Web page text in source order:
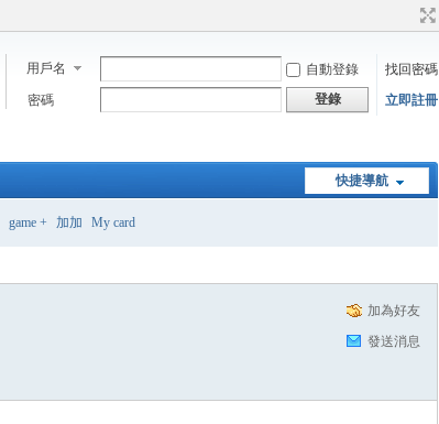
用戶名 自動登錄
找回密碼
密碼
登錄 立即註冊
快捷導航
game + 加加 My card
加為好友
發送消息